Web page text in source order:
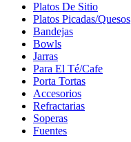
Platos De Sitio
Platos Picadas/Quesos
Bandejas
Bowls
Jarras
Para El Té/Cafe
Porta Tortas
Accesorios
Refractarias
Soperas
Fuentes